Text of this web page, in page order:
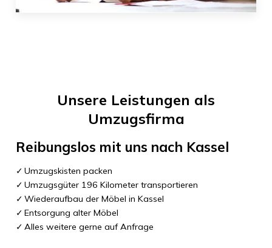
Unsere Leistungen als
Umzugsfirma
Reibungslos mit uns nach Kassel
Umzugskisten packen
Umzugsgüter 196 Kilometer transportieren
Wiederaufbau der Möbel in Kassel
Entsorgung alter Möbel
Alles weitere gerne auf Anfrage